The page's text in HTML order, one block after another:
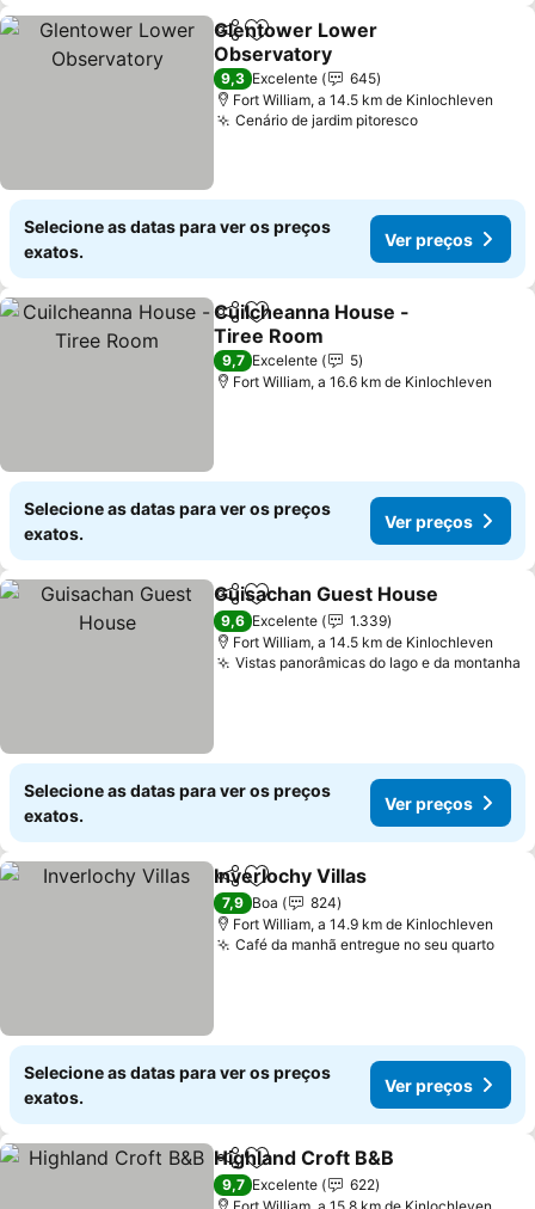
PartilharAdicionar aos favoritos
Glentower Lower
Observatory
9,3 Excelente
645
Fort William, a 14.5 km de Kinlochleven
Cenário de jardim pitoresco
Selecione as datas para ver os preços
exatos.
Ver preços
PartilharAdicionar aos favoritos
Cuilcheanna House -
Tiree Room
9,7 Excelente
5
Fort William, a 16.6 km de Kinlochleven
Selecione as datas para ver os preços
exatos.
Ver preços
PartilharAdicionar aos favoritos
Guisachan Guest House
9,6 Excelente
1.339
Fort William, a 14.5 km de Kinlochleven
Vistas panorâmicas do lago e da montanha
Selecione as datas para ver os preços
exatos.
Ver preços
PartilharAdicionar aos favoritos
Inverlochy Villas
7,9 Boa
824
Fort William, a 14.9 km de Kinlochleven
Café da manhã entregue no seu quarto
Selecione as datas para ver os preços
exatos.
Ver preços
PartilharAdicionar aos favoritos
Highland Croft B&B
9,7 Excelente
622